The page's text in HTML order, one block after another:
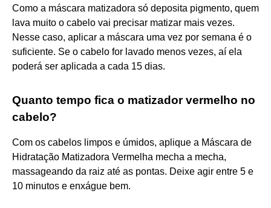
Como a máscara matizadora só deposita pigmento, quem
lava muito o cabelo vai precisar matizar mais vezes.
Nesse caso, aplicar a máscara uma vez por semana é o
suficiente. Se o cabelo for lavado menos vezes, aí ela
poderá ser aplicada a cada 15 dias.
Quanto tempo fica o matizador vermelho no
cabelo?
Com os cabelos limpos e úmidos, aplique a Máscara de
Hidratação Matizadora Vermelha mecha a mecha,
massageando da raiz até as pontas. Deixe agir entre 5 e
10 minutos e enxágue bem.